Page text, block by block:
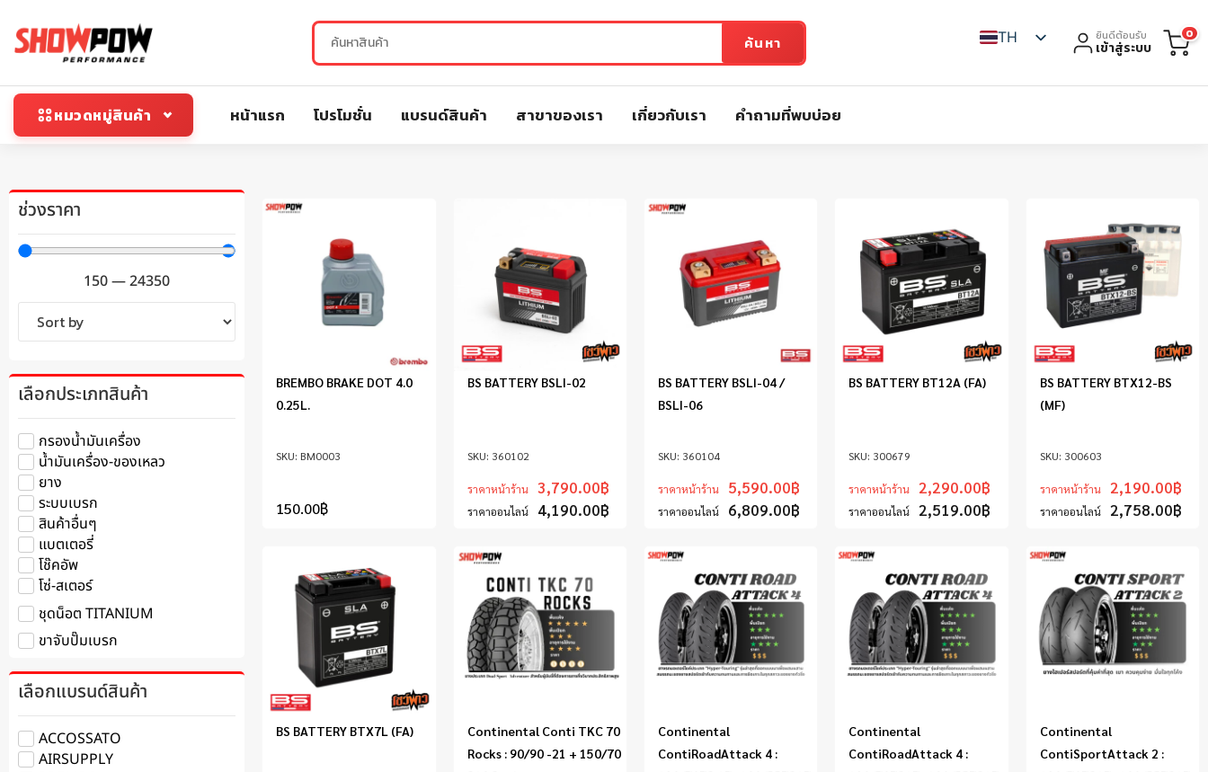
ค้นหา TH ยินดีต้อนรับ
เข้าสู่ระบบ
0
หมวดหมู่สินค้า หน้าแรก โปรโมชั่น แบรนด์สินค้า สาขาของเรา เกี่ยวกับเรา คำถามที่พบบ่อย
ช่วงราคา
150—24350
เลือกประเภทสินค้า
กรองน้ำมันเครื่อง
น้ำมันเครื่อง-ของเหลว
ยาง
ระบบเบรก
สินค้าอื่นๆ
แบตเตอรี่
โช๊คอัพ
โซ่-สเตอร์
ชุดน็อต TITANIUM
ขาจับปั๊มเบรก
เลือกแบรนด์สินค้า
ACCOSSATO
AIRSUPPLY
BM0003
BREMBO BRAKE DOT 4.0
0.25L.
150.00฿
360102
BS BATTERY BSLI-02
ราคาหน้าร้าน 3,790.00฿
ราคาออนไลน์ 4,190.00฿
360104
BS BATTERY BSLI-04 /
BSLI-06
ราคาหน้าร้าน 5,590.00฿
ราคาออนไลน์ 6,809.00฿
300679
BS BATTERY BT12A (FA)
ราคาหน้าร้าน 2,290.00฿
ราคาออนไลน์ 2,519.00฿
300603
BS BATTERY BTX12-BS
(MF)
ราคาหน้าร้าน 2,190.00฿
ราคาออนไลน์ 2,758.00฿
BS BATTERY BTX7L (FA)
Continental Conti TKC 70
Rocks : 90/90 -21 + 150/70
Continental
ContiRoadAttack 4 :
Continental
ContiRoadAttack 4 :
Continental
ContiSportAttack 2 :